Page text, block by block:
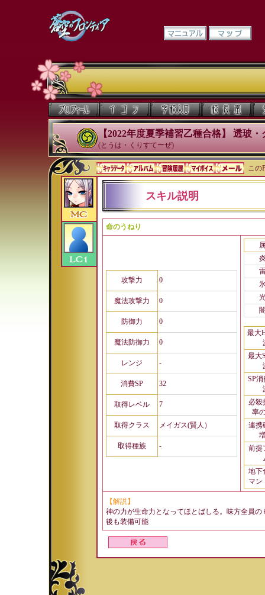
【2022年度夏季補習乙種合格】 透玻
(とうは・くりすてーぜ)
この
スキル説明
命のうねり
攻撃力 0
魔法攻撃力 0
防御力 0
魔法防御力 0
レンジ -
消費SP 32
取得レベル 7
取得クラス メイガス(賢人）
取得種族 -
最大
最大
SP
必殺
率
連携
前提
地下
マン
【解説】
神の力が生命力となってほとばしる。味方全員
後も装備可能